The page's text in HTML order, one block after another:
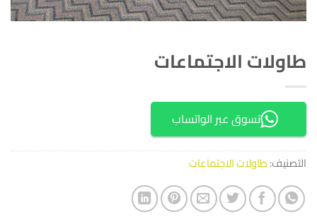
طاولات الاجتماعات
تسوق عبر الواتساب
التصنيف:طاولات الاجتماعات